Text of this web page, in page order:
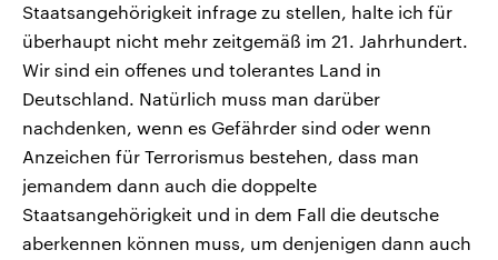
Staatsangehörigkeit infrage zu stellen, halte ich für
überhaupt nicht mehr zeitgemäß im 21. Jahrhundert.
Wir sind ein offenes und tolerantes Land in
Deutschland. Natürlich muss man darüber
nachdenken, wenn es Gefährder sind oder wenn
Anzeichen für Terrorismus bestehen, dass man
jemandem dann auch die doppelte
Staatsangehörigkeit und in dem Fall die deutsche
aberkennen können muss, um denjenigen dann auch